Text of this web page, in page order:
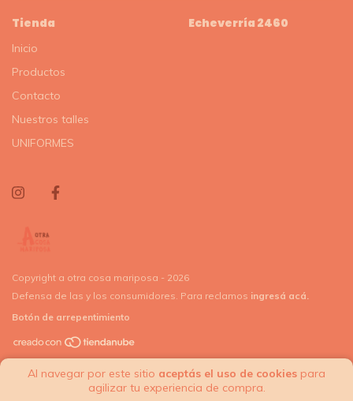
Al navegar por este sitio aceptás el uso de cookies para
agilizar tu experiencia de compra.
Tienda
Inicio
Productos
Contacto
Nuestros talles
UNIFORMES
Echeverría 2460
Copyright a otra cosa mariposa - 2026
Defensa de las y los consumidores. Para reclamos ingresá acá.
Botón de arrepentimiento